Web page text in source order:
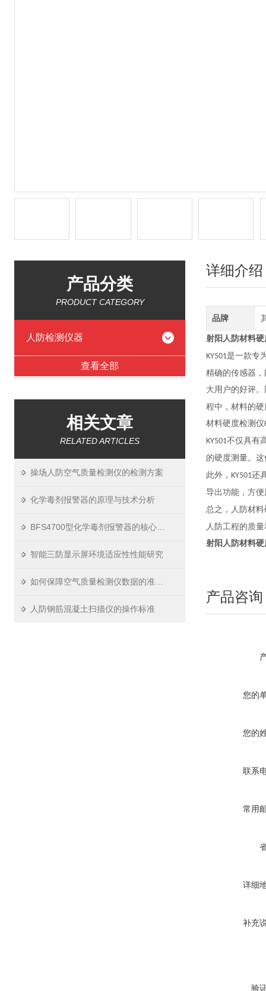
产品分类
PRODUCT CATEGORY
人防检测仪器
查看全部
相关文章
RELATED ARTICLES
操场人防空气质量检测仪的检测方案
化学毒剂报警器的原理与技术分析
智能三防显示屏环境适应性性能研究
人防钢筋混凝土扫描仪的操作标准
详细介绍
品牌
射阳人防材料硬
KY501是一款专
精确的传感器
大用户的好评
程中，材料的
材料硬度检测仪
KY501不仅具有
的硬度测量。这
此外， KY501还
导出功能，方
总之，人防材
人防工程的质
射阳人防材料硬
产品咨询
您的
您的
联系
常用
详细
补充
验